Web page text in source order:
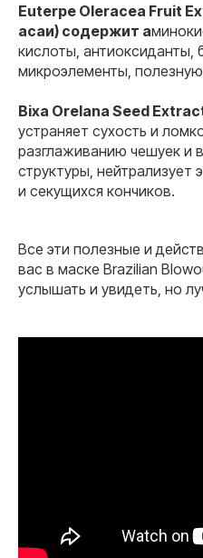
Euterpe Oleracea Fruit
асаи) содержит а
кислоты, антиоксиданты,
микроэлементы, полезную
Bixa Orelana Seed
устраняет сухость и
разглаживанию чешуек и
структуры, нейтрализует
и секущихся кончиков.
Все эти полезные и
вас в маске Brazilian
услышать и увидеть, но